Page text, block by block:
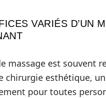
VARIÉS D’UN
massage est souvent
chirurgie esthétique,
pour toutes